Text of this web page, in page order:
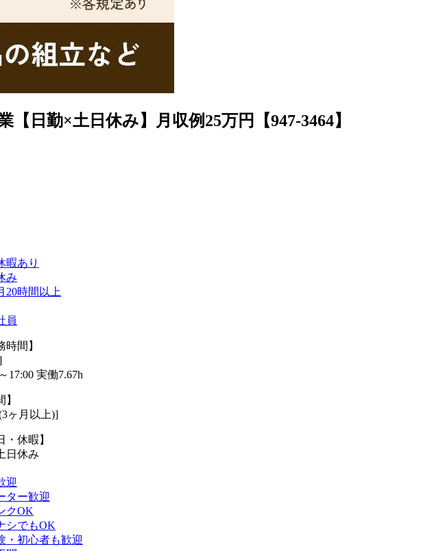
日勤×土日休み】月収例25万円【947-3464】
暇あり
み
20時間以上
員
時間】
17:00 実働7.67h
】
ヶ月以上)]
・休暇】
日休み
迎
ター歓迎
クOK
シでもOK
・初心者も歓迎